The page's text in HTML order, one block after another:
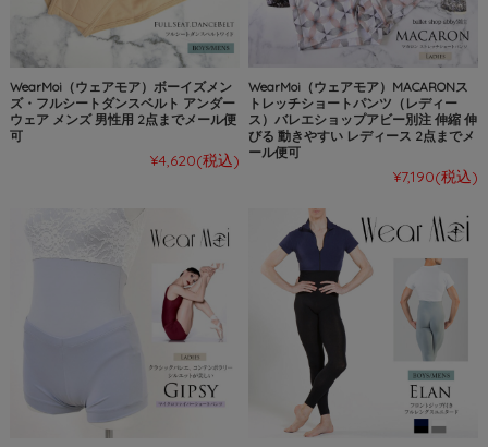
WearMoi（ウェアモア）ボーイズメン
ズ・フルシートダンスベルト アンダー
ウェア メンズ 男性用 2点までメール便
可
¥4,620(税込)
WearMoi（ウェアモア）MACARONス
トレッチショートパンツ（レディー
ス）バレエショップアビー別注 伸縮 伸
びる 動きやすい レディース 2点までメ
ール便可
¥7,190(税込)